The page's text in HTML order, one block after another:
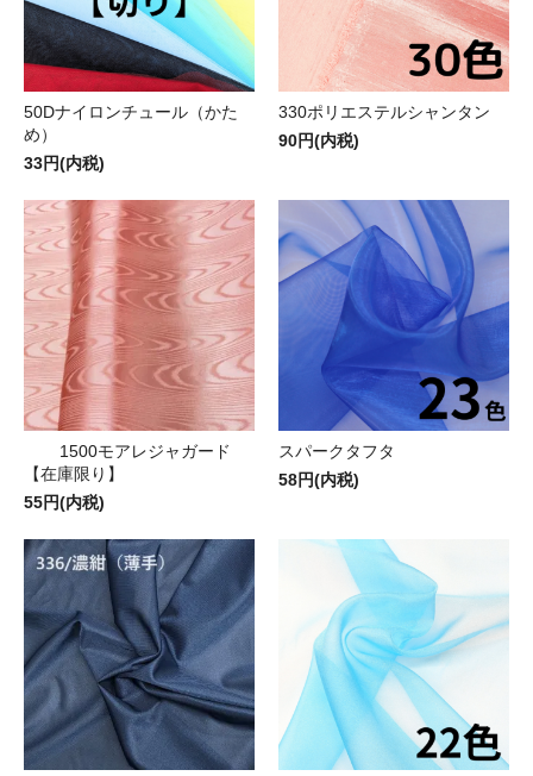
50Dナイロンチュール（かた
め）
33円(内税)
330ポリエステルシャンタン
90円(内税)
1500モアレジャガード
【在庫限り】
55円(内税)
スパークタフタ
58円(内税)